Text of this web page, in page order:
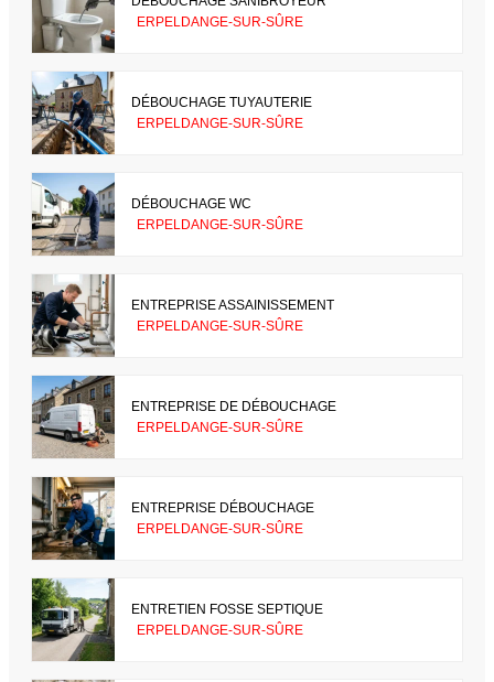
ERPELDANGE-SUR-SÛRE
DÉBOUCHAGE TUYAUTERIE
ERPELDANGE-SUR-SÛRE
DÉBOUCHAGE WC
ERPELDANGE-SUR-SÛRE
ENTREPRISE ASSAINISSEMENT
ERPELDANGE-SUR-SÛRE
ENTREPRISE DE DÉBOUCHAGE
ERPELDANGE-SUR-SÛRE
ENTREPRISE DÉBOUCHAGE
ERPELDANGE-SUR-SÛRE
ENTRETIEN FOSSE SEPTIQUE
ERPELDANGE-SUR-SÛRE